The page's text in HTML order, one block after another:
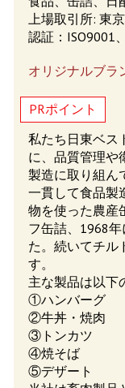
上場取引所: 東
認証：ISO9001
オリジナルブラ
PRポイント
私たち日東ベス
に、品質管理や
製造に取り組ん
一貫して食品製
物を使った農産
フ缶詰、1968
た。続いてチル
す。
主な製品は以下
①ハンバーグ
②牛丼・焼肉
③トンカツ
④焼そば
⑤デザ